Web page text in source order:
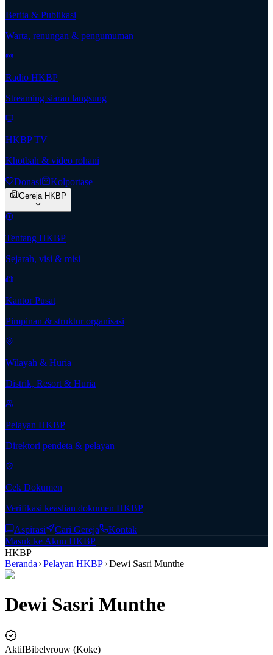
Berita & Publikasi
Warta, renungan & pengumuman
Radio HKBP
Streaming siaran langsung
HKBP TV
Khotbah & video rohani
Donasi Kolportase
Gereja HKBP
Tentang HKBP
Sejarah, visi & misi
Kantor Pusat
Pimpinan & struktur organisasi
Wilayah & Huria
Distrik, Resort & Huria
Pelayan HKBP
Direktori pendeta & pelayan
Cek Dokumen
Verifikasi keaslian dokumen HKBP
Aspirasi Cari Gereja
Kontak
Masuk ke Akun HKBP
HKBP
Beranda
Pelayan HKBP Dewi Sasri Munthe
Dewi Sasri Munthe
AktifBibelvrouw (Koke)